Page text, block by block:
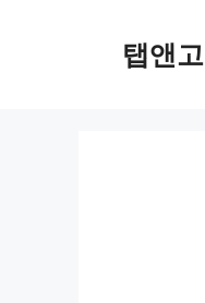
탭앤고